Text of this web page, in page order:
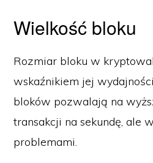
Wielkość bloku
Rozmiar bloku w
wskaźnikiem jej
bloków pozwalają na
transakcji na sekundę, ale
problemami.